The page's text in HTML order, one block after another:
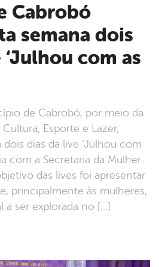
semana dois
com as
Esporte e Lazer,
dias da live ‘Julhou com
com a Secretaria da Mulher
das lives foi apresentar
principalmente às mulheres,
a ser explorada no […]